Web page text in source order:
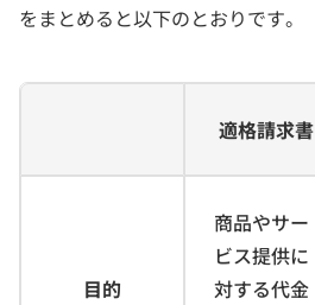
をまとめると以下のとおりです。
適格請求書
目的
商品やサー
ビス提供に
対する代金